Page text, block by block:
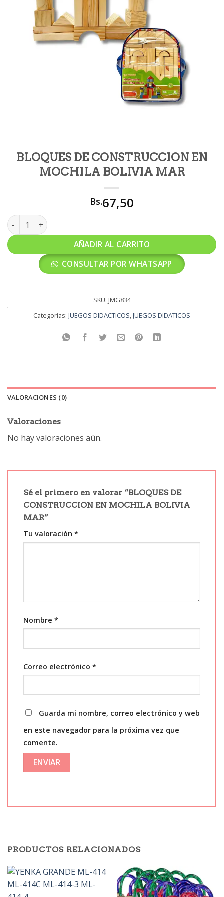
BLOQUES DE CONSTRUCCION EN
MOCHILA BOLIVIA MAR
Bs.67,50
BLOQUES DE CONSTRUCCION EN MOCHILA BOLIVIA MAR
AÑADIR AL CARRITO
CONSULTAR POR WHATSAPP
SKU: JMG834
Categorías: JUEGOS DIDACTICOS,JUEGOS DIDATICOS
VALORACIONES (0)
Valoraciones
No hay valoraciones aún.
Sé el primero en valorar “BLOQUES DE
CONSTRUCCION EN MOCHILA BOLIVIA
MAR”
Tu valoración *
Nombre *
Correo electrónico *
Guarda mi nombre, correo electrónico y web
en este navegador para la próxima vez que
comente.
PRODUCTOS RELACIONADOS